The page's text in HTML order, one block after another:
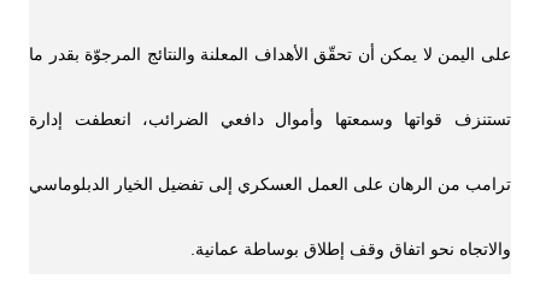
على اليمن لا يمكن أن تحقّق الأهداف المعلنة والنتائج المرجوّة بقدر ما
تستنزف قواتها وسمعتها وأموال دافعي الضرائب، انعطفت إدارة
ترامب من الرهان على العمل العسكري إلى تفضيل الخيار الدبلوماسي
والاتجاه نحو اتفاق وقف إطلاق بوساطة عمانية.